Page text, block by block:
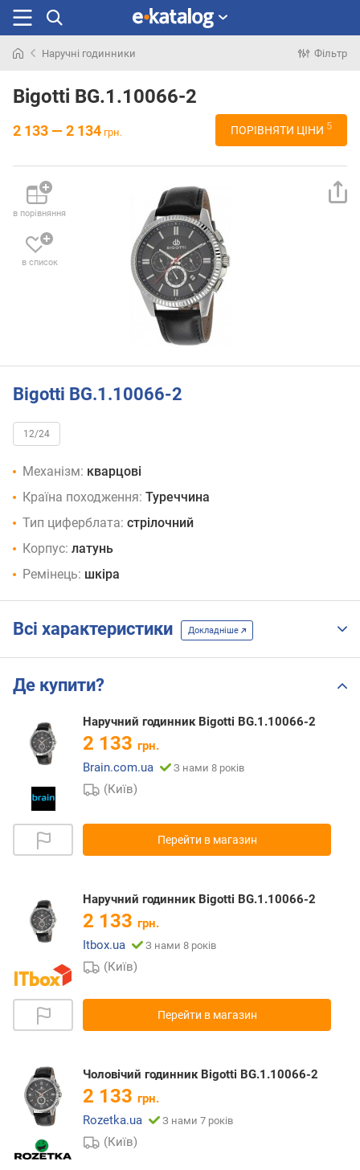
раніше
Наручні годинники Фільтр
Bigotti BG.1.10066-2
2 133 — 2 134 грн. ПОРІВНЯТИ ЦІНИ 5
в порівняння
в список
Bigotti BG.1.10066-2
12/24
Механізм: кварцові
Країна походження: Туреччина
Тип циферблата: стрілочний
Корпус: латунь
Ремінець: шкіра
Всі характеристики Докладніше
Де купити?
Наручний годинник Bigotti BG.1.10066-2
2 133 грн.
Brain.com.ua
З нами 8 років
(Київ)
Перейти в магазин
Наручний годинник Bigotti BG.1.10066-2
2 133 грн.
Itbox.ua
З нами 8 років
(Київ)
Перейти в магазин
Чоловічий годинник Bigotti BG.1.10066-2
2 133 грн.
Rozetka.ua
З нами 7 років
(Київ)